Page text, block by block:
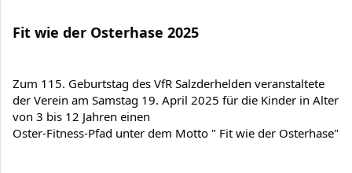
Fit wie der Osterhase 2025
Zum 115. Geburtstag des VfR Salzderhelden veranstaltete
der Verein am Samstag 19. April 2025 für die Kinder in Alter
von 3 bis 12 Jahren einen
Oster-Fitness-Pfad unter dem Motto " Fit wie der Osterhase"